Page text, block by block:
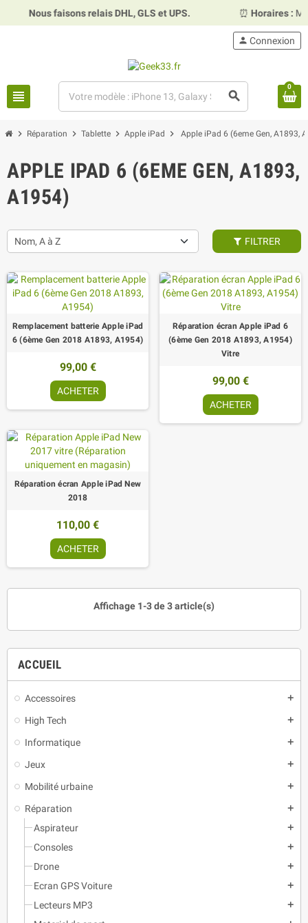
faisons relais DHL, GLS et UPS. Horaires :Mardi,
view_headline search
person Connexion
0
chevron_right Réparation chevron_right Tablette chevron_right Apple iPad chevron_right Apple iPad 6 (6eme Gen, A1893,
ACCUEIL
Accessoires add
High Tech add
Informatique add
Jeux add
Mobilité urbaine add
Réparation add
Aspirateur add
Consoles add
Drone add
Ecran GPS Voiture add
Lecteurs MP3 add
APPLE IPAD 6 (6EME GEN, A1893,
A1954)
Nom, A à Z FILTRER
Remplacement batterie Apple iPad
6 (6ème Gen 2018 A1893, A1954)
99,00 €
ACHETER
Réparation écran Apple iPad 6
(6ème Gen 2018 A1893, A1954)
Vitre
99,00 €
ACHETER
Réparation écran Apple iPad New
2018
110,00 €
ACHETER
Affichage 1-3 de 3 article(s)